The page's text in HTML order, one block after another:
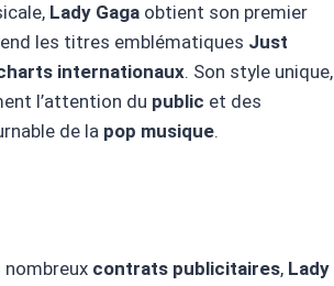
Lady Gaga obtient son premier
les titres emblématiques Just
internationaux. Son style unique,
l’attention du public et des
de la pop musique.
nombreux contrats publicitaires, Lady